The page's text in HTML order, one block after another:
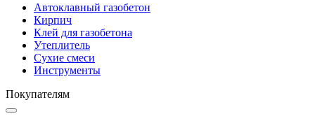
Автоклавный газобетон
Кирпич
Клей для газобетона
Утеплитель
Сухие смеси
Инструменты
Покупателям